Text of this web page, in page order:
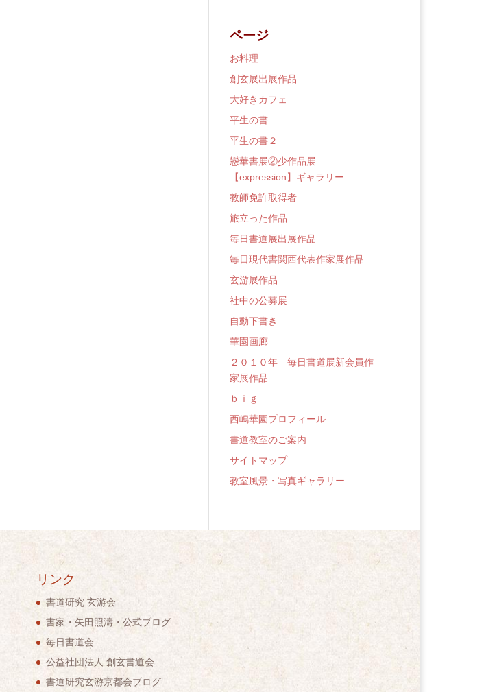
の
ロ
グ
ページ
お料理
創玄展出展作品
大好きカフェ
平生の書
平生の書２
戀華書展②少作品展
【expression】ギャラリー
教師免許取得者
旅立った作品
毎日書道展出展作品
毎日現代書関西代表作家展作品
玄游展作品
社中の公募展
自動下書き
華園画廊
２０１０年 毎日書道展新会員作
家展作品
ｂｉｇ
西嶋華園プロフィール
書道教室のご案内
サイトマップ
教室風景・写真ギャラリー
リンク
書道研究 玄游会
書家・矢田照濤・公式ブログ
毎日書道会
公益社団法人 創玄書道会
書道研究玄游京都会ブログ